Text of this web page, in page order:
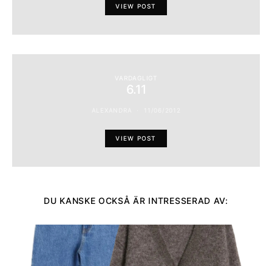
VIEW POST
VARDAGLIGT
6.11
VIEW POST
DU KANSKE OCKSÅ ÄR INTRESSERAD AV: